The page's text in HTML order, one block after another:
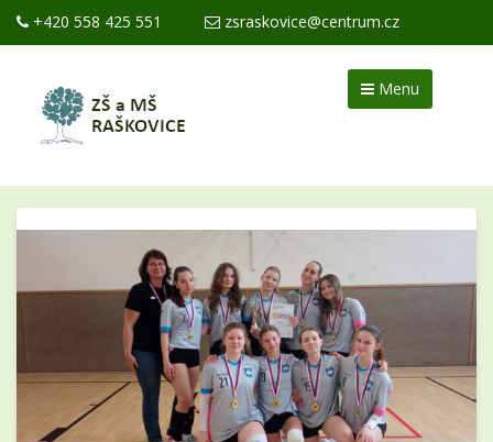
+420 558 425 551 zsraskovice@centrum.cz
Menu